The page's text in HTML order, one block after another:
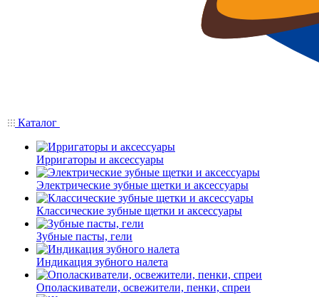
Каталог
Ирригаторы и аксессуары
Электрические зубные щетки и аксессуары
Классические зубные щетки и аксессуары
Зубные пасты, гели
Индикация зубного налета
Ополаскиватели, освежители, пенки, спреи